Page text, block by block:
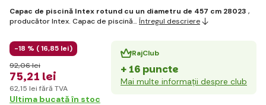
Capac de piscină Intex rotund cu un diametru de 457 cm 28023 ,
producător Intex. Capac de piscină… Întregul descriere
-18 % (16,85 lei)
75,21 lei
92,06 lei
62,15 lei fără TVA
RajClub
+ 16 puncte
Mai multe informații despre club
Ultima bucată în stoc